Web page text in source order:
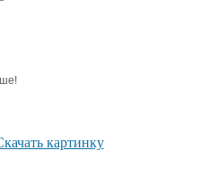
картинку